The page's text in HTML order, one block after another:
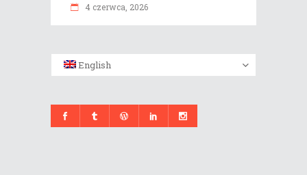
4 czerwca, 2026
English